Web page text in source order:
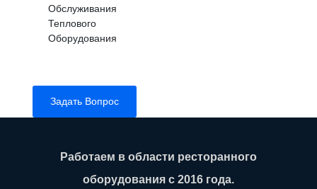
Обслуживания
Теплового
Оборудования
Задать Вопрос
Работаем в области ресторанного
оборудования с 2016 года.